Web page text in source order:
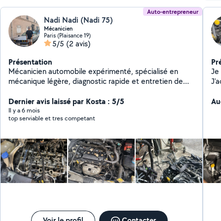
Auto-entrepreneur
Nadi Nadi (Nadi 75)
Mécanicien
Paris (Plaisance 19)
5/5 (2 avis)
Présentation
Mécanicien automobile expérimenté, spécialisé en
mécanique légère, diagnostic rapide et entretien de
en Île-de-France, offrant un service fiable, transparent
et adapté aux besoins de chaque client. Compétences
en scooters électriques et maintenance technique.
Disponible pour rendez-vous rapides et devis clairs
Dernier avis laissé par Kosta : 5/5
Il y a 6 mois
top serviable et tres competant
Je